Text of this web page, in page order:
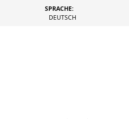
SPRACHE:
DEUTSCH